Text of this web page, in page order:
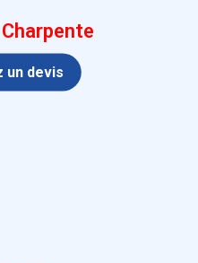
un devis